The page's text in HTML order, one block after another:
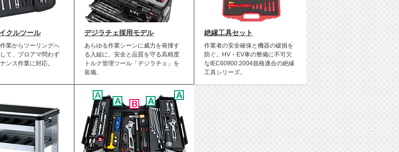
クルツール
業からツーリングへ
て、プロアマ問わず
ンス作業に対応。
デジラチェ採用モデル
あらゆる作業シーンに威力を発揮す
る入組に、安全と品質を守る高精度
トルク管理ツール「デジラチェ」を
装備。
絶縁工具セット
作業者の安全確保と機器の破損を
防ぐ。HV・EV車の整備に不可欠
なIEC60900:2004規格適合の絶縁
工具シリーズ。